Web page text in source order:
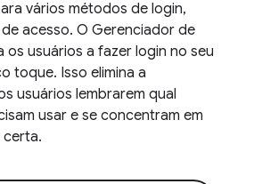
vários métodos de login,
acesso. O Gerenciador de
os usuários a fazer login no seu
toque. Isso elimina a
usuários lembrarem qual
usar e se concentram em
certa.